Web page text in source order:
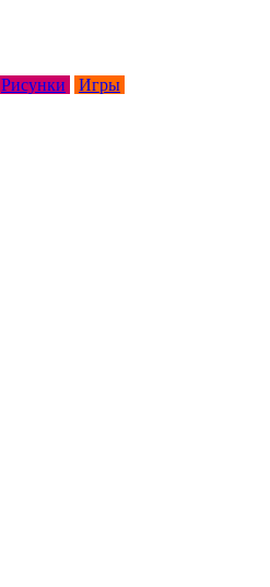
Рисунки
Игры